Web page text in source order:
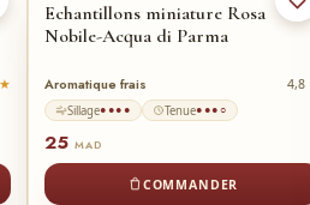
Echantillons miniature Rosa
Nobile-Acqua di Parma
Aromatique frais 4,8
Sillage●●●● Tenue●●●○
25 MAD
COMMANDER